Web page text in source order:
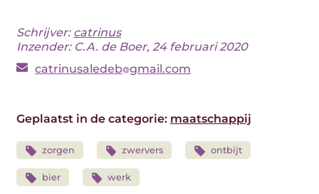
Schrijver: catrinus
Inzender: C.A. de Boer, 24 februari 2020
catrinusaledeb gmail.com
Geplaatst in de categorie: maatschappij
zorgen zwervers ontbijt
bier werk